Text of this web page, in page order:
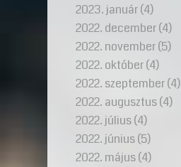
2023. január(4)
2022. december(4)
2022. november(5)
2022. október(4)
2022. szeptember(4)
2022. augusztus(4)
2022. július(4)
2022. június(5)
2022. május(4)